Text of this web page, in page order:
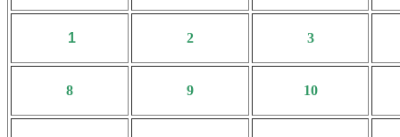
1 2 3
8 9 10